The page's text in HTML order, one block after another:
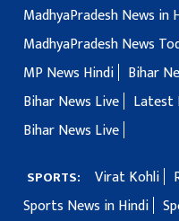
MadhyaPradesh News in
MadhyaPradesh News
MP News Hindi
Bihar
Bihar News Live
Latest
Bihar News Live
SPORTS: Virat Kohli
Sports News in Hindi